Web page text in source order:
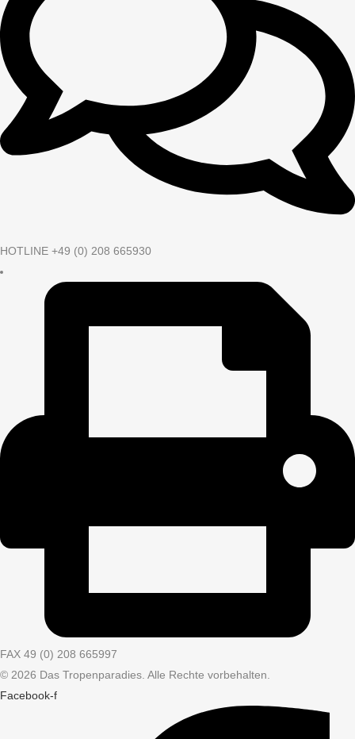
HOTLINE +49 (0) 208 665930
FAX 49 (0) 208 665997
© 2026 Das Tropenparadies. Alle Rechte vorbehalten.
Facebook-f